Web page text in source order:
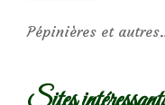
Pépinières et